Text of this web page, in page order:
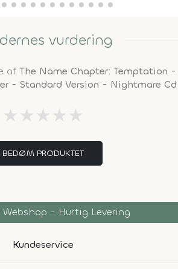
vurdering
af The Name Chapter: Temptation -
- Standard Version - Nightmare Cd
★ ★ ★ ★ ★
BEDØM PRODUKTET
Webshop - Hurtig Levering
Kundeservice